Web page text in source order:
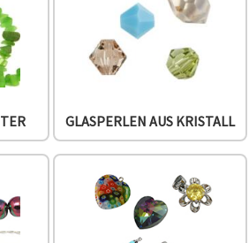
GLASPERLEN AUS KRISTALL